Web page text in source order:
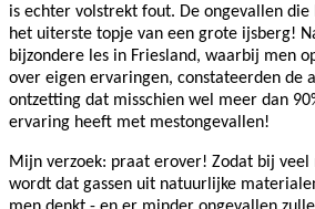
is echter volstrekt fout. De ongevallen
het uiterste topje van een grote ijsberg!
bijzondere les in Friesland, waarbij men
over eigen ervaringen, constateerden de
ontzetting dat misschien wel meer dan
ervaring heeft met mestongevallen!
Mijn verzoek: praat erover! Zodat bij
wordt dat gassen uit natuurlijke